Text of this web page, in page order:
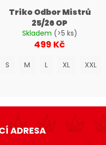
Triko Odbor Mistrů
25/26 OP
Skladem (>5 ks)
499 Kč
S M L XL XXL
ADRESA